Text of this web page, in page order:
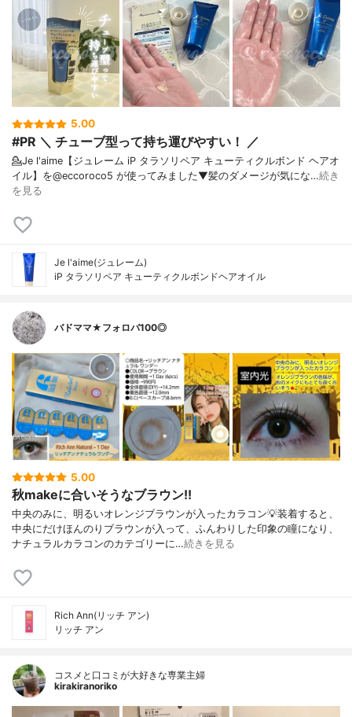
5.00
#PR ＼ チューブ型って持ち運びやすい！ ／
💁Je l'aime【ジュレーム iP タラソリペア キューティクルボンド ヘアオ
イル】を@eccoroco5 が使ってみました⁡⁡⁡⁡▼⁡髪のダメージが気にな…続き
を見る
Je l'aime(ジュレーム)
iP タラソリペア キューティクルボンドヘアオイル
バドママ★フォロバ100◎
5.00
秋makeに合いそうなブラウン!!
中央のみに、明るいオレンジブラウンが入ったカラコン💡装着すると、
中央にだけほんのりブラウンが入って、ふんわりした印象の瞳になり、
ナチュラルカラコンのカテゴリーに…続きを見る
Rich Ann(リッチ アン)
リッチ アン
コスメと口コミが大好きな専業主婦
kirakiranoriko